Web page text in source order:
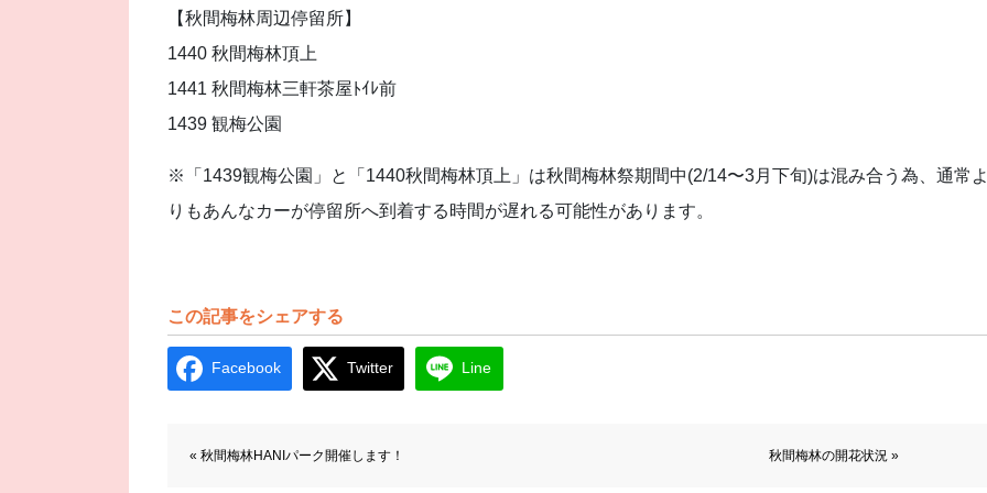
【秋間梅林周辺停留所】
1440 秋間梅林頂上
1441 秋間梅林三軒茶屋ﾄｲﾚ前
1439 観梅公園
※「1439観梅公園」と「1440秋間梅林頂上」は秋間梅林祭期間中(2/14〜3月下旬)は混み合う為、通常
りもあんなカーが停留所へ到着する時間が遅れる可能性があります。
この記事をシェアする
Facebook Twitter Line
« 秋間梅林HANIパーク開催します！ 秋間梅林の開花状況 »